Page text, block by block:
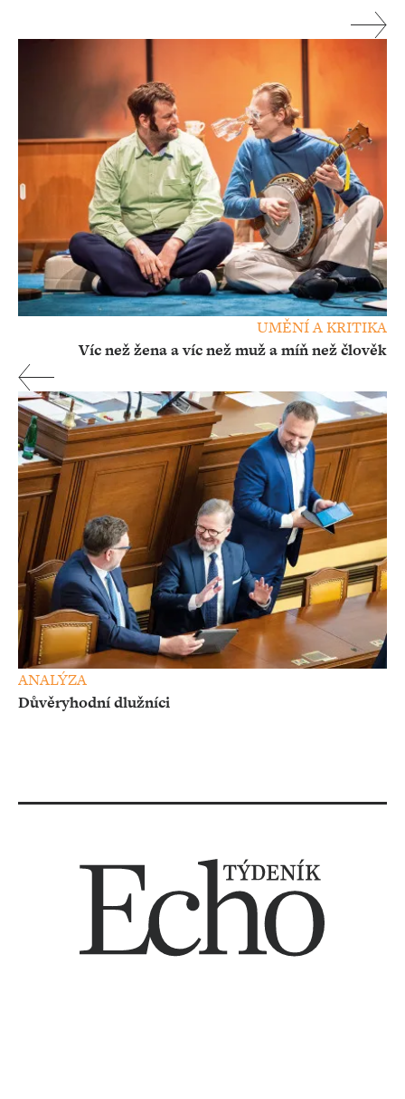
UMĚNÍ A KRITIKA
Víc než žena a víc než muž a míň než člověk
ANALÝZA
Důvěryhodní dlužníci